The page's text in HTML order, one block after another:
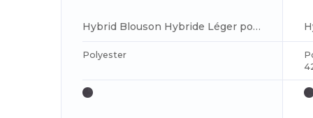
Hybrid Blouson Hybride Léger pour femme
Polyester